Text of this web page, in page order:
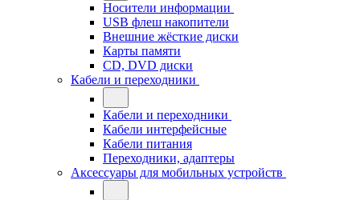
Носители информации
USB флеш накопители
Внешние жёсткие диски
Карты памяти
CD, DVD диски
Кабели и переходники
Кабели и переходники
Кабели интерфейсные
Кабели питания
Переходники, адаптеры
Аксессуары для мобильных устройств